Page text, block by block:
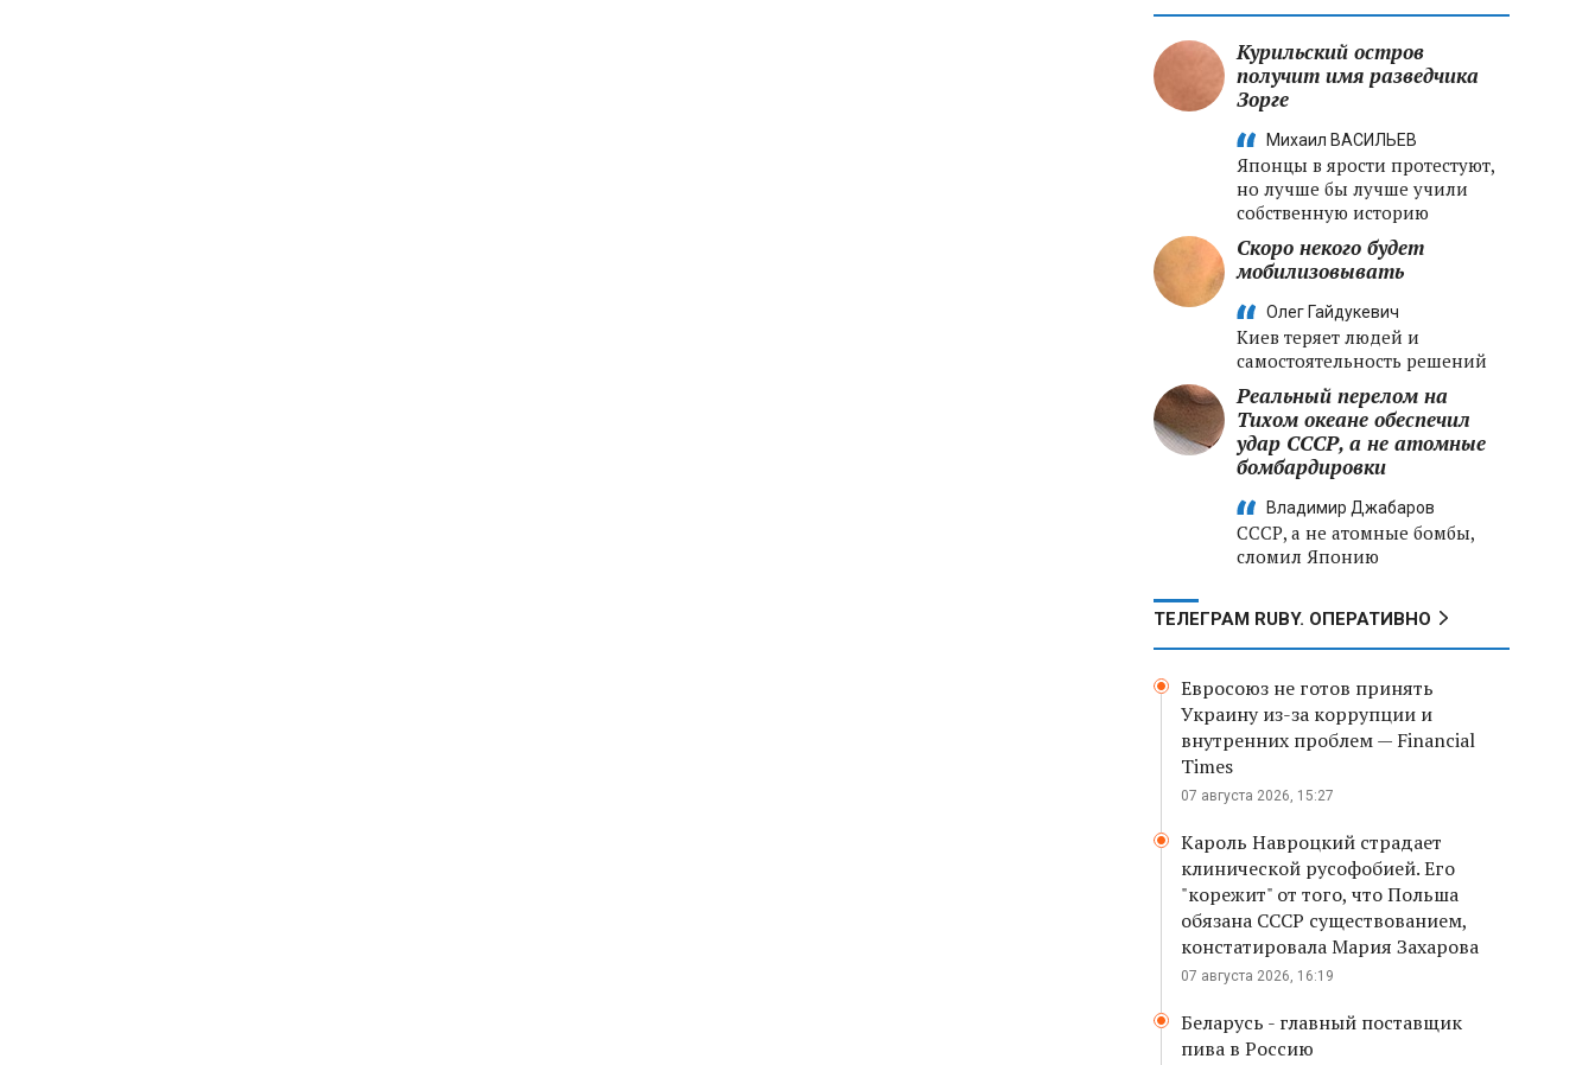
криптообменников в «Москва-
Сити», через которую
украинские call-центры
Курильский остров
получит имя разведчика
Зорге
Михаил ВАСИЛЬЕВ
Японцы в ярости протестуют,
но лучше бы лучше учили
собственную историю
Скоро некого будет
мобилизовывать
Олег Гайдукевич
Киев теряет людей и
самостоятельность решений
Реальный перелом на
Тихом океане обеспечил
удар СССР, а не атомные
бомбардировки
Владимир Джабаров
СССР, а не атомные бомбы,
сломил Японию
ТЕЛЕГРАМ RUBY. ОПЕРАТИВНО
Евросоюз не готов принять
Украину из-за коррупции и
внутренних проблем — Financial
Times
07 августа 2026, 15:27
Кароль Навроцкий страдает
клинической русофобией. Его
"корежит" от того, что Польша
обязана СССР существованием,
констатировала Мария Захарова
07 августа 2026, 16:19
Беларусь - главный поставщик
пива в Россию